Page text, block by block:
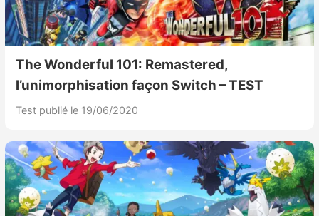
The Wonderful 101: Remastered,
l’unimorphisation façon Switch – TEST
Test publié le 19/06/2020